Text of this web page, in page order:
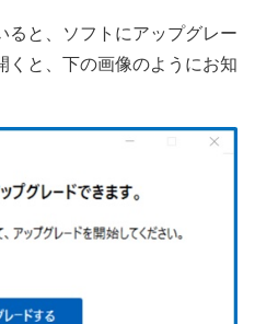
ると、ソフトにアップグレー
くと、下の画像のようにお知